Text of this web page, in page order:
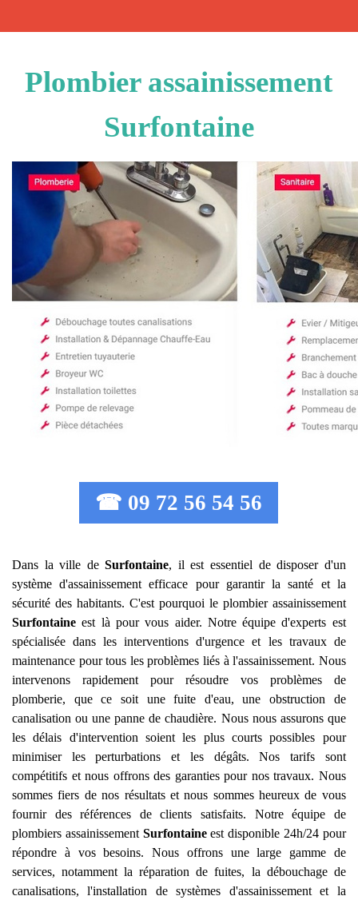
Plombier assainissement
Surfontaine
☎ 09 72 56 54 56
Dans la ville deSurfontaine, il est essentiel de disposer d'un
système d'assainissement efficace pour garantir la santé et la
sécurité des habitants. C'est pourquoi le plombier assainissement
Surfontaine est là pour vous aider. Notre équipe d'experts est
spécialisée dans les interventions d'urgence et les travaux de
maintenance pour tous les problèmes liés à l'assainissement. Nous
intervenons rapidement pour résoudre vos problèmes de
plomberie, que ce soit une fuite d'eau, une obstruction de
canalisation ou une panne de chaudière. Nous nous assurons que
les délais d'intervention soient les plus courts possibles pour
minimiser les perturbations et les dégâts. Nos tarifs sont
compétitifs et nous offrons des garanties pour nos travaux. Nous
sommes fiers de nos résultats et nous sommes heureux de vous
fournir des références de clients satisfaits. Notre équipe de
plombiers assainissement Surfontaineest disponible 24h/24 pour
répondre à vos besoins. Nous offrons une large gamme de
services, notamment la réparation de fuites, la débouchage de
canalisations, l'installation de systèmes d'assainissement et la